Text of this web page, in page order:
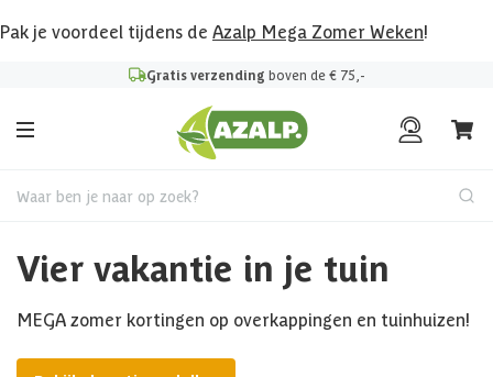
Pak je voordeel tijdens de Azalp Mega Zomer Weken!
Gratis verzending boven de € 75,-
Waar ben je naar op zoek?
Vier vakantie in je tuin
MEGA zomer kortingen op overkappingen en tuinhuizen!